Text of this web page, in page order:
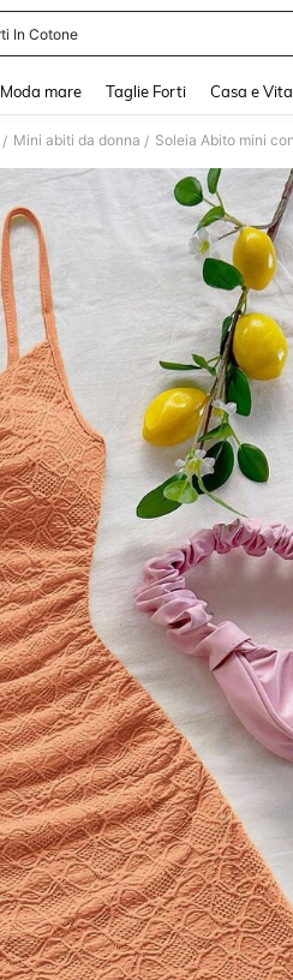
In Cotone
Moda mare Taglie Forti Casa e Vita
/ Mini abiti da donna /